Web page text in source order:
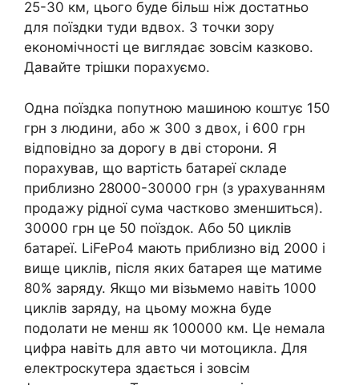
25-30 км, цього буде більш ніж достатньо
для поїздки туди вдвох. З точки зору
економічності це виглядає зовсім казково.
Давайте трішки порахуємо.
Одна поїздка попутною машиною коштує 150
грн з людини, або ж 300 з двох, і 600 грн
відповідно за дорогу в дві сторони. Я
порахував, що вартість батареї складе
приблизно 28000-30000 грн (з урахуванням
продажу рідної сума частково зменшиться).
30000 грн це 50 поїздок. Або 50 циклів
батареї. LіFePo4 мають приблизно від 2000 і
вище циклів, після яких батарея ще матиме
80% заряду. Якщо ми візьмемо навіть 1000
циклів заряду, на цьому можна буде
подолати не менш як 100000 км. Це немала
цифра навіть для авто чи мотоцикла. Для
електроскутера здається і зовсім